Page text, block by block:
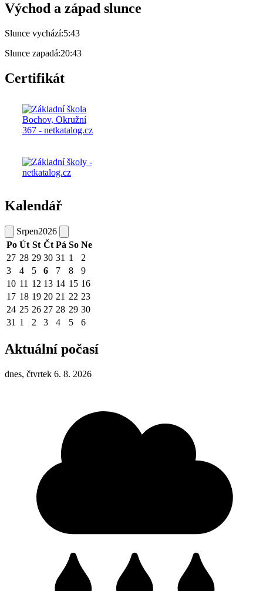
Východ a západ slunce
Slunce vychází:5:43
Slunce zapadá:20:43
Certifikát
Kalendář
Srpen2026
Po Út St Čt Pá So Ne
27 28 29 30 31 1
2
3
4 5 6 7 8
9
10 11 12 13 14 15 16
17 18 19 20 21 22 23
24 25 26 27 28 29 30
31 1 2 3 4 5 6
Aktuální počasí
dnes, čtvrtek 6. 8. 2026